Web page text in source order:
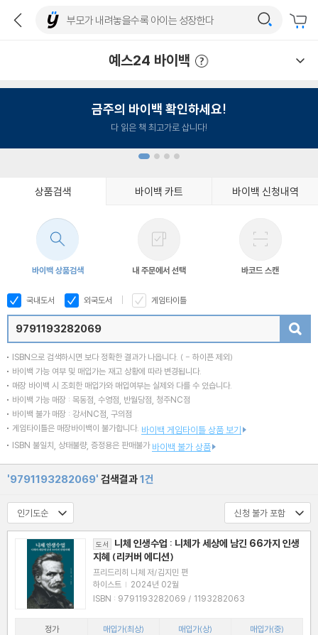
예스24 바이백
금주의 바이백 확인하세요!
다 읽은 책 최고가로 삽니다!
상품검색 바이백 카트 바이백 신청내역
바이백 상품검색 내 주문에서 선택 바코드 스캔
국내도서 외국도서 게임타이틀
ISBN으로 검색하시면 보다 정확한 결과가 나옵니다. ( - 하이픈 제외)
바이백 가능 여부 및 매입가는 재고 상황에 따라 변경됩니다.
매장 바이백 시 조회한 매입가와 매입여부는 실제와 다를 수 있습니다.
바이백 가능 매장 : 목동점, 수영점, 반월당점, 청주NC점
바이백 불가 매장 : 강서NC점, 구의점
게임타이틀은 매장바이백이 불가합니다. 바이백 게임타이틀 상품 보기
ISBN 불일치, 상태불량, 증정용은 판매불가 바이백 불가 상품
'9791193282069' 검색결과1건
도서
니체 인생수업 : 니체가 세상에 남긴 66가지 인생
지혜 (리커버 에디션)
프리드리히 니체 저/김지민 편
하이스트 | 2024년 02월
ISBN : 9791193282069 / 1193282063
정가 매입가(최상) 매입가(상)
매입가(중)